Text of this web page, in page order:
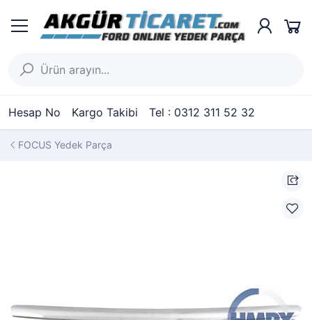
Hesap No Kargo Takibi Tel : 0312 311 52 32
FOCUS Yedek Parça